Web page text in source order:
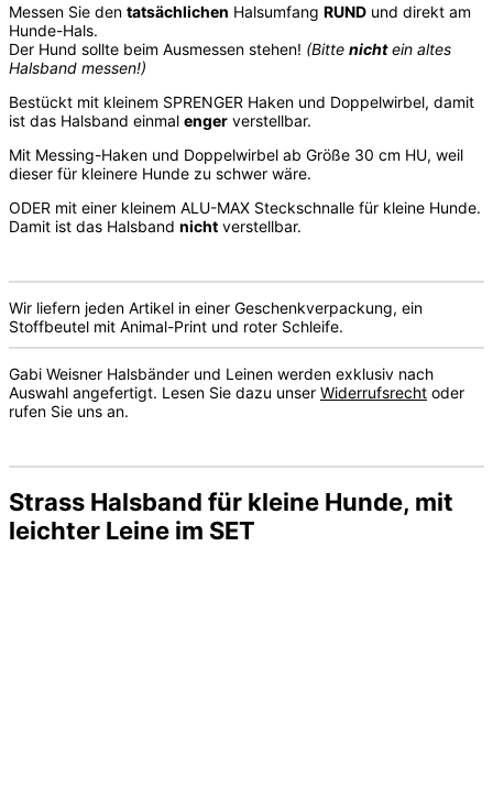
Messen Sie den tatsächlichen Halsumfang RUND und direkt am
Hunde-Hals.
Der Hund sollte beim Ausmessen stehen! (Bitte nichtein altes
Halsband messen!)
Bestückt mit kleinem SPRENGER Haken und Doppelwirbel, damit
ist das Halsband einmal enger verstellbar.
Mit Messing-Haken und Doppelwirbel ab Größe 30 cm HU, weil
dieser für kleinere Hunde zu schwer wäre.
ODER mit einer kleinem ALU-MAX Steckschnalle für kleine Hunde.
Damit ist das Halsband nicht verstellbar.
Wir liefern jeden Artikel in einer Geschenkverpackung, ein
Stoffbeutel mit Animal-Print und roter Schleife.
Gabi Weisner Halsbänder und Leinen werden exklusiv nach
Auswahl angefertigt. Lesen Sie dazu unser Widerrufsrecht oder
rufen Sie uns an.
Strass Halsband für kleine Hunde, mit
leichter Leine im SET